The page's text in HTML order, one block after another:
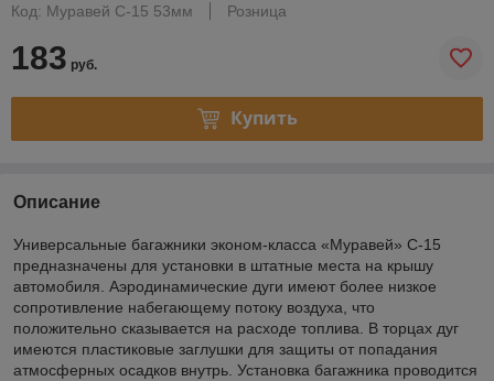
Код: Муравей С-15 53мм
Розница
183 руб.
Купить
Описание
Универсальные багажники эконом-класса «Муравей» С-15
предназначены для установки в штатные места на крышу
автомобиля. Аэродинамические дуги имеют более низкое
сопротивление набегающему потоку воздуха, что
положительно сказывается на расходе топлива. В торцах дуг
имеются пластиковые заглушки для защиты от попадания
атмосферных осадков внутрь. Установка багажника проводится